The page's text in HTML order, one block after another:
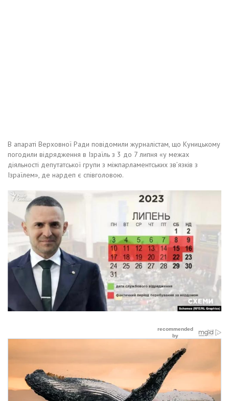
В апараті Верховної Ради повідомили журналістам, що Куницькому
погодили відрядження в Ізраїль з 3 до 7 липня «у межах
діяльності депутатської групи з міжпарламентських зв’язків з
Ізраїлем», де нардеп є співголовою.